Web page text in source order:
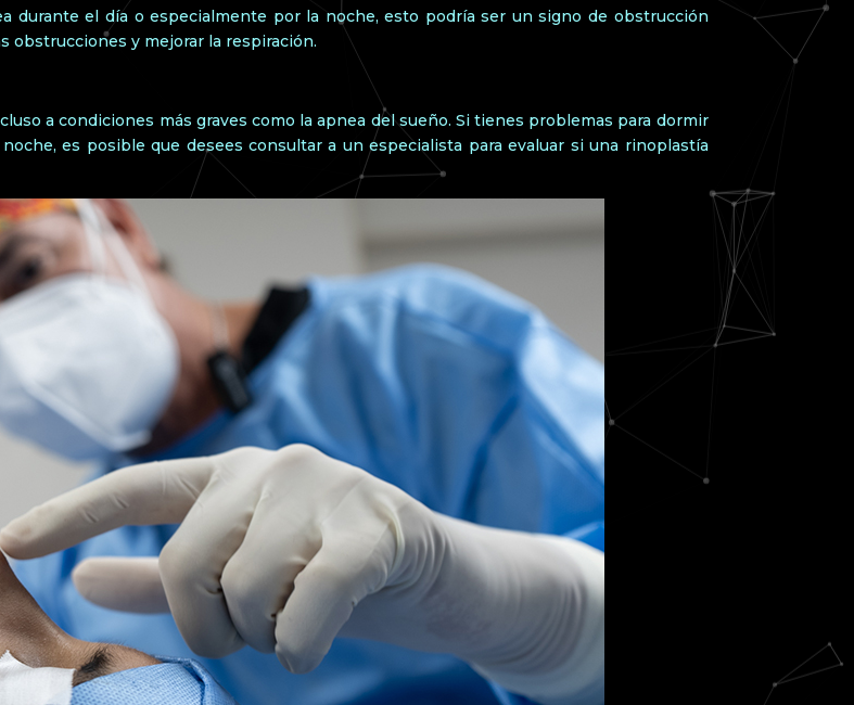
durante el día o especialmente por la noche, esto podría ser un signo de obstrucción
obstrucciones y mejorar la respiración.
a condiciones más graves como la apnea del sueño. Si tienes problemas para dormir
es posible que desees consultar a un especialista para evaluar si una rinoplastía